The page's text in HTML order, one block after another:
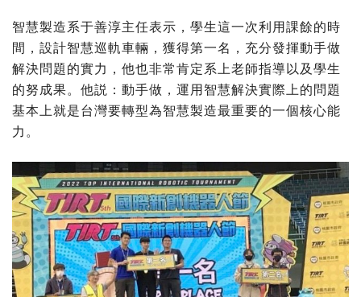
智慧製造系于善淳主任表示，學生這一次利用課餘的時
間，設計智慧巡軌車輛，獲得第一名，充分發揮動手做
解決問題的實力，他也非常肯定系上老師指導以及學生
的努成果。他説：動手做，運用智慧解決實際上的問題
基本上就是台灣要轉型為智慧製造最重要的一個核心能
力。